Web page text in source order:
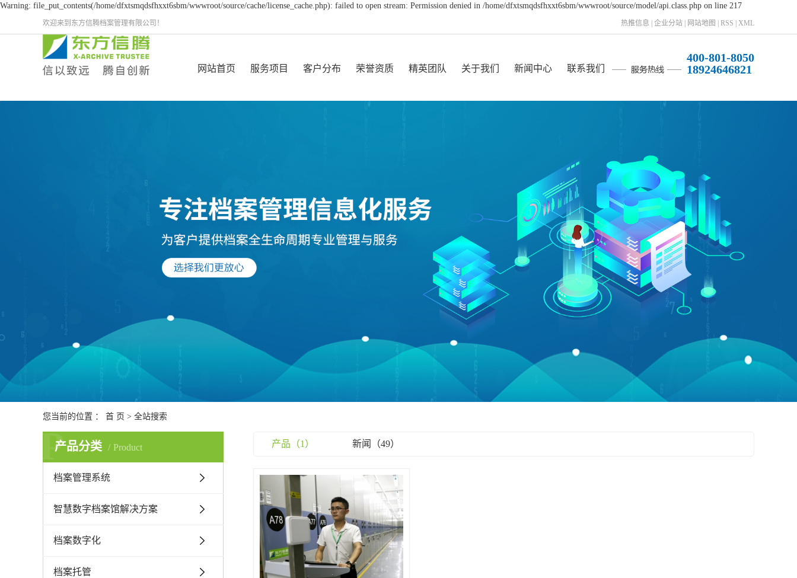
Warning: file_put_contents(/home/dfxtsmqdsfhxxt6sbm/wwwroot/source/cache/license_cache.php): failed to open stream: Permission denied in /home/dfxtsmqdsfhxxt6sbm/wwwroot/source/model/api.class.php on line 217
欢迎来到东方信腾档案管理有限公司！ 热推信息 企业分站 网站地图 RSS XML
400-801-8050
18924646821
网站首页 服务项目
档案销毁
客户分布 荣誉资质 精英团队 关于我们 新闻中心 联系我们
您当前的位置 ： 首 页 > 全站搜索
产品分类 Product
P
档案管理系统
智慧数字档案馆解决方案
档案数字化
档案托管
产品（1） 新闻（49）